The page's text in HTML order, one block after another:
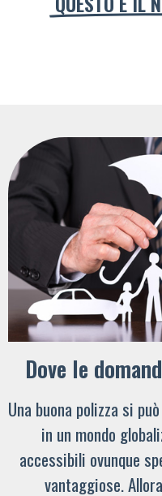
Dove le
Una buona polizza si
in un mondo
accessibili ovunque
vantaggiose.